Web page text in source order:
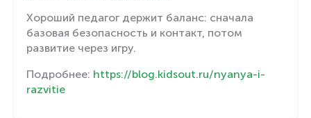
Хороший педагог держит баланс: сначала
базовая безопасность и контакт, потом
развитие через игру.
Подробнее: https://blog.kidsout.ru/nyanya-i-
razvitie